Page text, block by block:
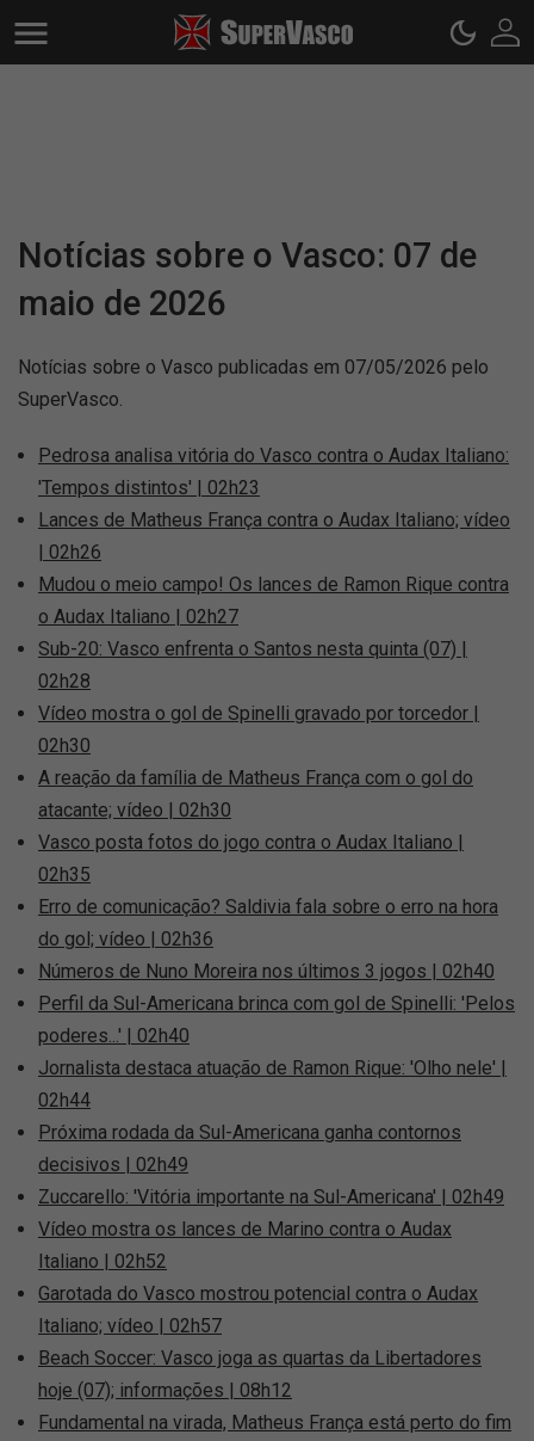
Notícias sobre o Vasco: 07 de
maio de 2026
Notícias sobre o Vasco publicadas em 07/05/2026 pelo
SuperVasco.
Pedrosa analisa vitória do Vasco contra o Audax Italiano:
'Tempos distintos' | 02h23
Lances de Matheus França contra o Audax Italiano; vídeo
| 02h26
Mudou o meio campo! Os lances de Ramon Rique contra
o Audax Italiano | 02h27
Sub-20: Vasco enfrenta o Santos nesta quinta (07) |
02h28
Vídeo mostra o gol de Spinelli gravado por torcedor |
02h30
A reação da família de Matheus França com o gol do
atacante; vídeo | 02h30
Vasco posta fotos do jogo contra o Audax Italiano |
02h35
Erro de comunicação? Saldivia fala sobre o erro na hora
do gol; vídeo | 02h36
Números de Nuno Moreira nos últimos 3 jogos | 02h40
Perfil da Sul-Americana brinca com gol de Spinelli: 'Pelos
poderes...' | 02h40
Jornalista destaca atuação de Ramon Rique: 'Olho nele' |
02h44
Próxima rodada da Sul-Americana ganha contornos
decisivos | 02h49
Zuccarello: 'Vitória importante na Sul-Americana' | 02h49
Vídeo mostra os lances de Marino contra o Audax
Italiano | 02h52
Garotada do Vasco mostrou potencial contra o Audax
Italiano; vídeo | 02h57
Beach Soccer: Vasco joga as quartas da Libertadores
hoje (07); informações | 08h12
Fundamental na virada, Matheus França está perto do fim